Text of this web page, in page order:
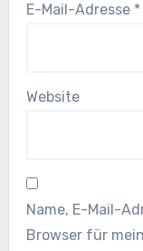
E-Mail-Adresse *
Website
Name, E-Mail-
Browser für